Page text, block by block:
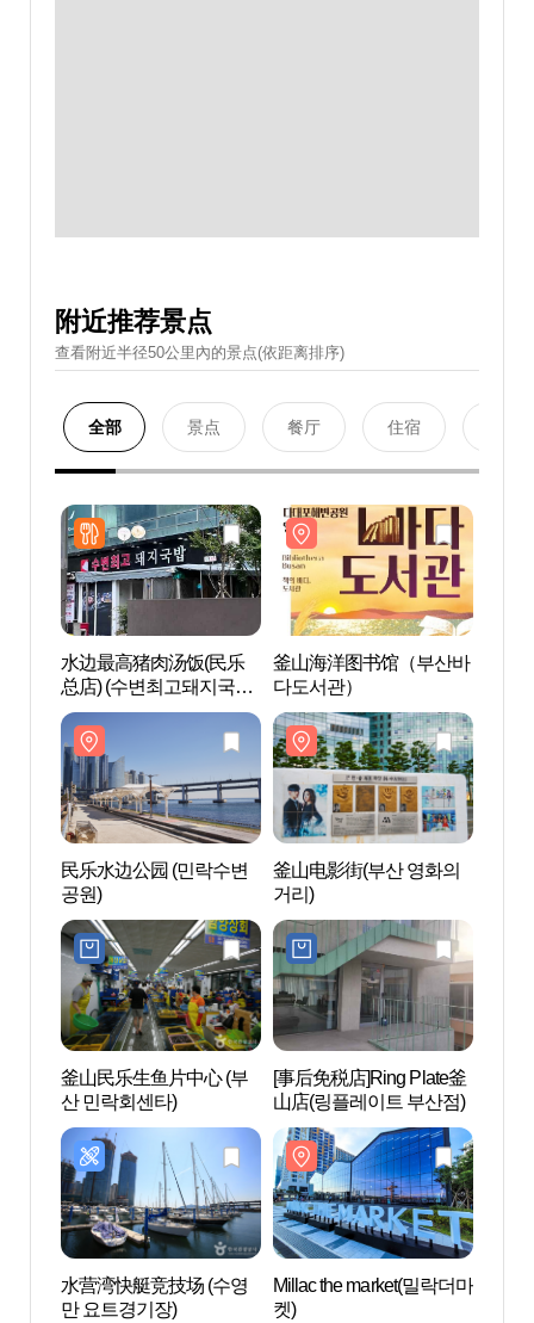
附近推荐景点
查看附近半径50公里內的景点(依距离排序)
全部 景点 餐厅 住宿
水边最高猪肉汤饭(民乐
总店) (수변최고돼지국밥
민락본점)
釜山海洋图书馆（부산바
다도서관）
民乐水边公园 (민락수변
공원)
釜山电影街(부산 영화의
거리)
釜山民乐生鱼片中心 (부
산 민락회센타)
[事后免税店]Ring Plate釜
山店(링플레이트 부산점)
水营湾快艇竞技场 (수영
만 요트경기장)
Millac the market(밀락더마
켓)